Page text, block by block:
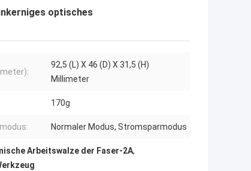
optisches
92,5 (L) X 46 (D) X 31,5 (H)
Millimeter
170g
Normaler Modus, Stromsparmodus
Arbeitswalze der Faser-2A,